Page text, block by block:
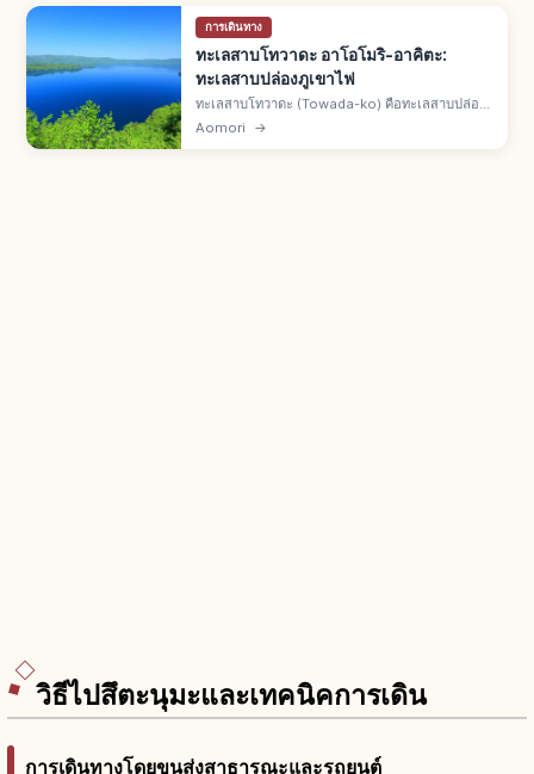
การเดินทาง
ทะเลสาบโทวาดะ อาโอโมริ-อาคิตะ:
ทะเลสาบปล่องภูเขาไฟ
ทะเลสาบโทวาดะ (Towada-ko) คือทะเลสาบปล่อง
ภูเขาไฟคร่อม จ.อาโอโมริและอาคิตะ แหล่งทิวทัศน์
Aomori →
วิธีไปสึตะนุมะและเทคนิคการเดิน
การเดินทางโดยขนส่งสาธารณะและรถยนต์